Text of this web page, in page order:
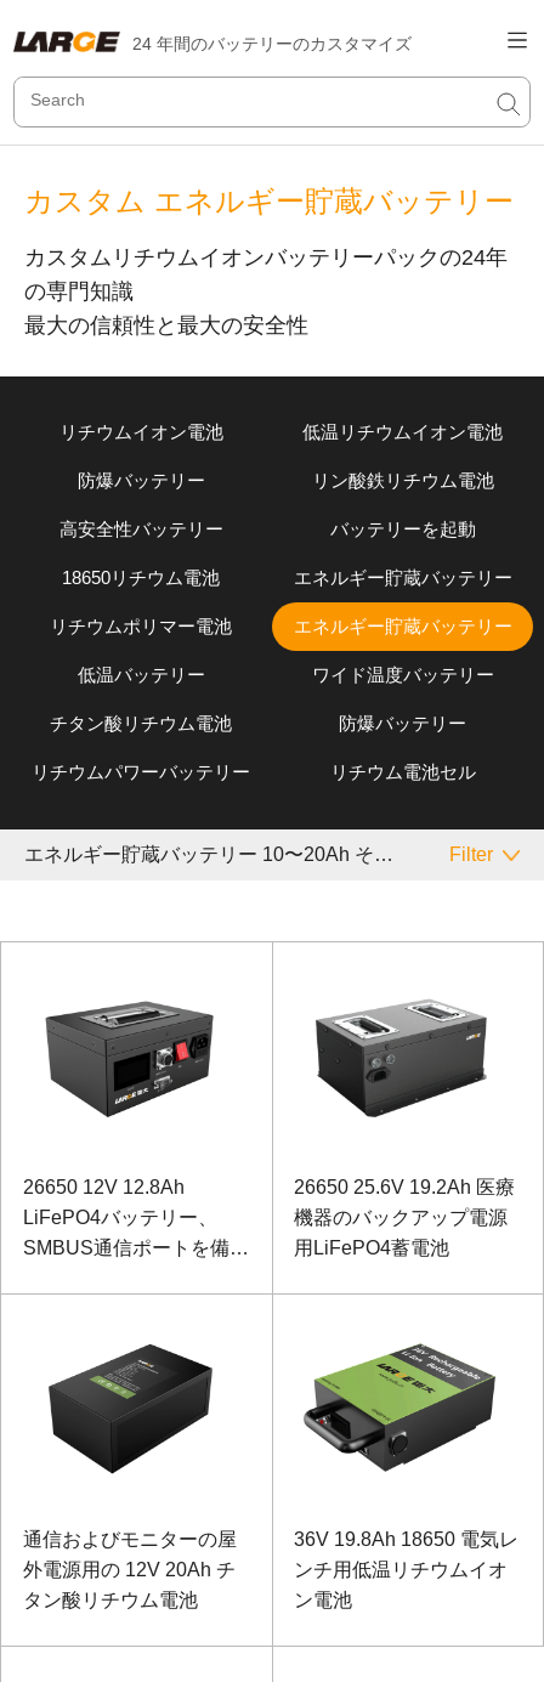
24 年間のバッテリーのカスタマイズ
カスタム エネルギー貯蔵バッテリー
カスタムリチウムイオンバッテリーパックの24年
の専門知識
最大の信頼性と最大の安全性
リチウムイオン電池 低温リチウムイオン電池
防爆バッテリー リン酸鉄リチウム電池
高安全性バッテリー バッテリーを起動
18650リチウム電池 エネルギー貯蔵バッテリー
リチウムポリマー電池 エネルギー貯蔵バッテリー
低温バッテリー ワイド温度バッテリー
チタン酸リチウム電池 防爆バッテリー
リチウムパワーバッテリー リチウム電池セル
エネルギー貯蔵バッテリー 10〜20Ah その他 Filter
26650 12V 12.8Ah
LiFePO4バッテリー、
SMBUS通信ポートを備え
26650 25.6V 19.2Ah 医療
機器のバックアップ電源
用LiFePO4蓄電池
通信およびモニターの屋
外電源用の 12V 20Ah チ
タン酸リチウム電池
36V 19.8Ah 18650 電気レ
ンチ用低温リチウムイオ
ン電池